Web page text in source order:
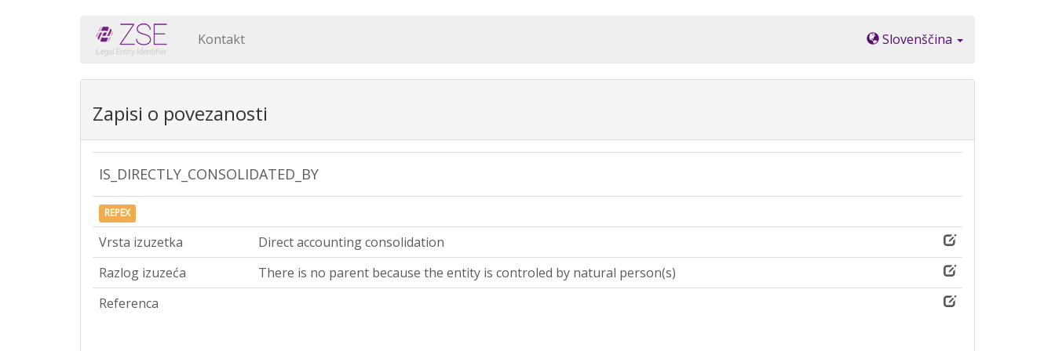
Kontakt Slovenščina
Zapisi o povezanosti
IS_DIRECTLY_CONSOLIDATED_BY
REPEX
Vrsta izuzetka
Direct accounting consolidation
Razlog izuzeća
There is no parent because the entity is controled by natural person(s)
Referenca